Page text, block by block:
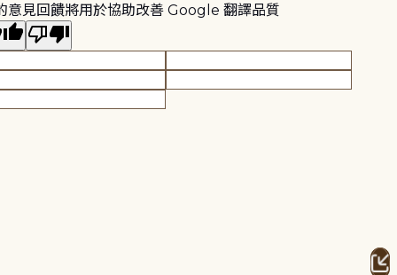
意見回饋將用於協助改善 Google 翻譯品質